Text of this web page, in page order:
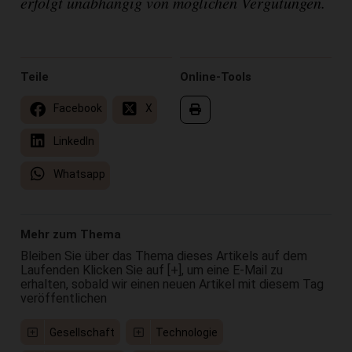
Online-Tools
Teile
Facebook X
LinkedIn
Whatsapp
Mehr zum Thema
Bleiben Sie über das Thema dieses Artikels auf dem
Laufenden Klicken Sie auf [+], um eine E-Mail zu
erhalten, sobald wir einen neuen Artikel mit diesem Tag
veröffentlichen
Gesellschaft Technologie